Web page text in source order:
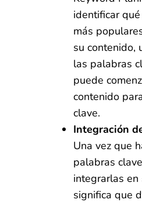
identificar
más
su contenido,
las palabras
puede
contenido
clave.
Integración
Una vez que
palabras
integrarlas en
significa que